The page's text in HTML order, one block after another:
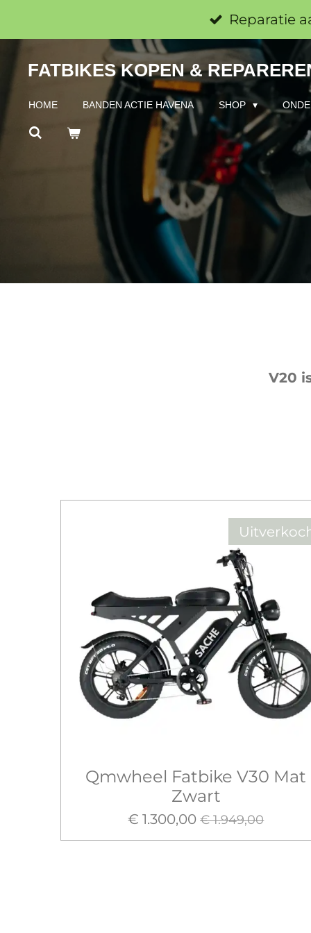
direct
naar
Reparatie
FATBIKES KOPEN &
HOME BANDEN ACTIE HAVENA SHOP
V20
Qmwheel Fatbike V30 Mat
Zwart
€ 1.300,00 € 1.949,00